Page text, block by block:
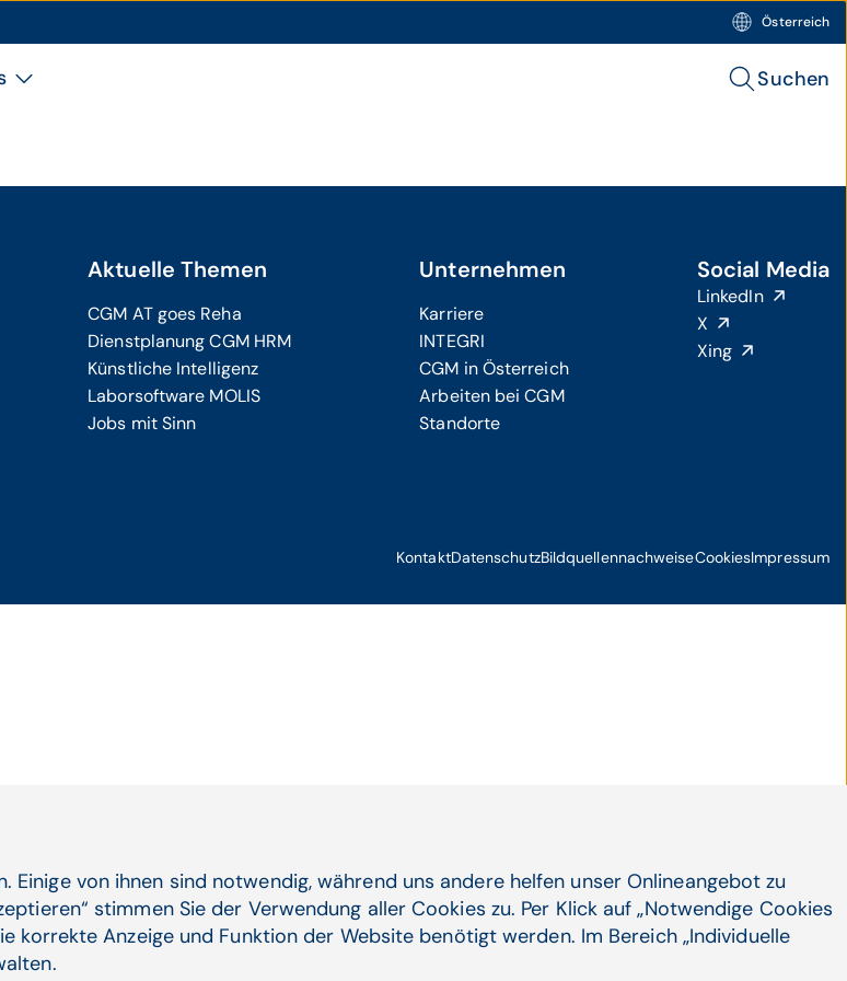
Österreich
Suchen
Aktuelle Themen
CGM AT goes Reha
Dienstplanung CGM HRM
Künstliche Intelligenz
Laborsoftware MOLIS
Jobs mit Sinn
Unternehmen
Karriere
INTEGRI
CGM in Österreich
Arbeiten bei CGM
Standorte
Social Media
LinkedIn
X
Xing
KontaktDatenschutzBildquellennachweiseCookiesImpressum
von ihnen sind notwendig, während uns andere helfen unser Onlineangebot zu
stimmen Sie der Verwendung aller Cookies zu. Per Klick auf „Notwendige Cookies
korrekte Anzeige und Funktion der Website benötigt werden. Im Bereich „Individuelle